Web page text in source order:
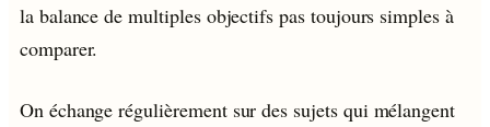
la balance de multiples objectifs pas toujours simples à
comparer.
On échange régulièrement sur des sujets qui mélangent